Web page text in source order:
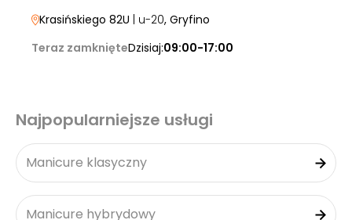
Krasińskiego 82U | u-20, Gryfino
Teraz zamknięteDzisiaj:09:00-17:00
Najpopularniejsze usługi
Manicure klasyczny
Manicure hybrydowy